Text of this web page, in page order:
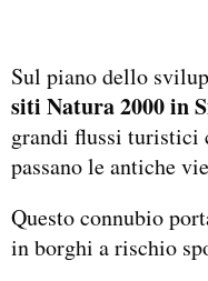
Sul piano dello
siti Natura 2000 in
grandi flussi turistici
passano le antiche
Questo connubio
in borghi a rischio